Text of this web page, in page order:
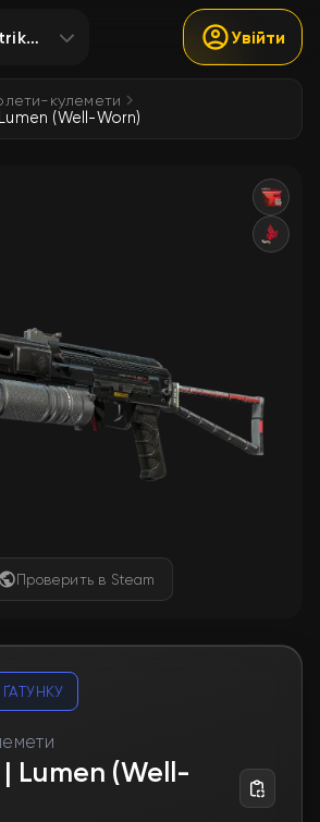
2 Увійти
кулемети
(Well-Worn)
Проверить в Steam
Lumen (Well-